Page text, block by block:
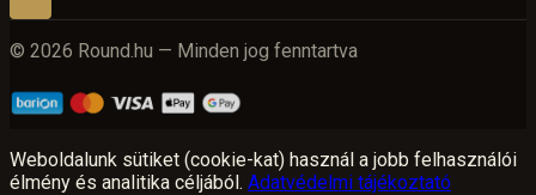
© 2026 Round.hu — Minden jog fenntartva
Weboldalunk sütiket (cookie-kat) használ a jobb felhasználói
élmény és analitika céljából. Adatvédelmi tájékoztató